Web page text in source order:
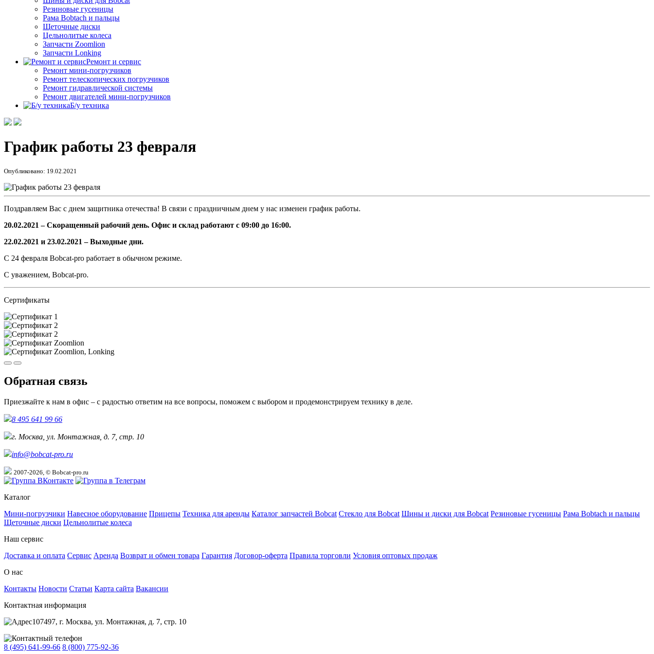
Резиновые гусеницы
Рама Bobtach и пальцы
Щеточные диски
Цельнолитые колеса
Запчасти Zoomlion
Запчасти Lonking
Ремонт и сервис
Ремонт мини-погрузчиков
Ремонт телескопических погрузчиков
Ремонт гидравлической системы
Ремонт двигателей мини-погрузчиков
Б/у техника
График работы 23 февраля
Опубликовано: 19.02.2021
Поздравляем Вас с днем защитника отечества! В связи с праздничным днем у нас изменен график работы.
20.02.2021 – Скоращенный рабочий день. Офис и склад работают с 09:00 до 16:00.
22.02.2021 и 23.02.2021 – Выходные дни.
С 24 февраля Bobcat-pro работает в обычном режиме.
С уважением, Bobcat-pro.
Сертификаты
Обратная связь
Приезжайте к нам в офис – с радостью ответим на все вопросы, поможем с выбором и продемонстрируем технику в деле.
8 495 641 99 66
г. Москва, ул. Монтажная, д. 7, стр. 10
info@bobcat-pro.ru
2007-2026, © Bobcat-pro.ru
Каталог
Мини-погрузчики Навесное оборудование Прицепы Техника для аренды Каталог запчастей Bobcat Стекло для Bobcat Шины и диски для Bobcat Резиновые гусеницы Рама Bobtach и пальцы
Щеточные диски Цельнолитые колеса
Наш сервис
Доставка и оплата Сервис Аренда Возврат и обмен товара Гарантия Договор-оферта Правила торговли Условия оптовых продаж
О нас
Контакты Новости Статьи Карта сайта Вакансии
Контактная информация
107497, г. Москва, ул. Монтажная, д. 7, стр. 10
8 (495) 641-99-66 8 (800) 775-92-36